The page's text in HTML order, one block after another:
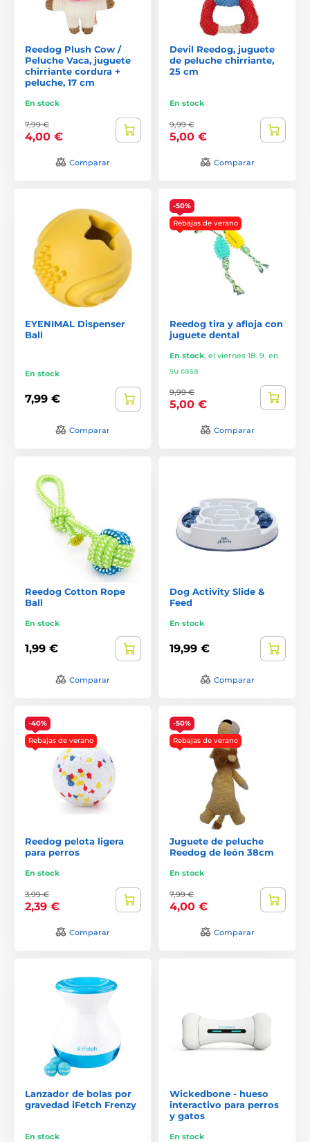
Reedog Plush Cow /
Peluche Vaca, juguete
chirriante cordura +
peluche, 17 cm
En stock
7,99 €
4,00 €
Comparar
Devil Reedog, juguete
de peluche chirriante,
25 cm
En stock
9,99 €
5,00 €
Comparar
EYENIMAL Dispenser
Ball
En stock
7,99 €
Comparar
-50%
Rebajas de verano
Reedog tira y afloja con
juguete dental
En stock, el viernes 18. 9. en
su casa
9,99 €
5,00 €
Comparar
Reedog Cotton Rope
Ball
En stock
1,99 €
Comparar
Dog Activity Slide &
Feed
En stock
19,99 €
Comparar
-40%
Rebajas de verano
Reedog pelota ligera
para perros
En stock
3,99 €
2,39 €
Comparar
-50%
Rebajas de verano
Juguete de peluche
Reedog de león 38cm
En stock
7,99 €
4,00 €
Comparar
Lanzador de bolas por
gravedad iFetch Frenzy
En stock
Wickedbone - hueso
interactivo para perros
y gatos
En stock